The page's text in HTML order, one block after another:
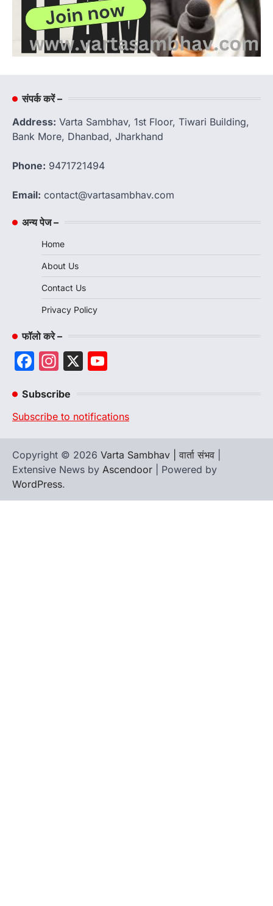
संपर्क करें –
Address: Varta Sambhav, 1st Floor, Tiwari Building,
Bank More, Dhanbad, Jharkhand
Phone: 9471721494
Email: contact@vartasambhav.com
अन्य पेज –
Home
About Us
Contact Us
Privacy Policy
फॉलो करे –
Facebook
Instagram
X
Subscribe
Subscribe to notifications
Copyright © 2026 Varta Sambhav | वार्ता संभव
Extensive News by Ascendoor | Powered by
WordPress.